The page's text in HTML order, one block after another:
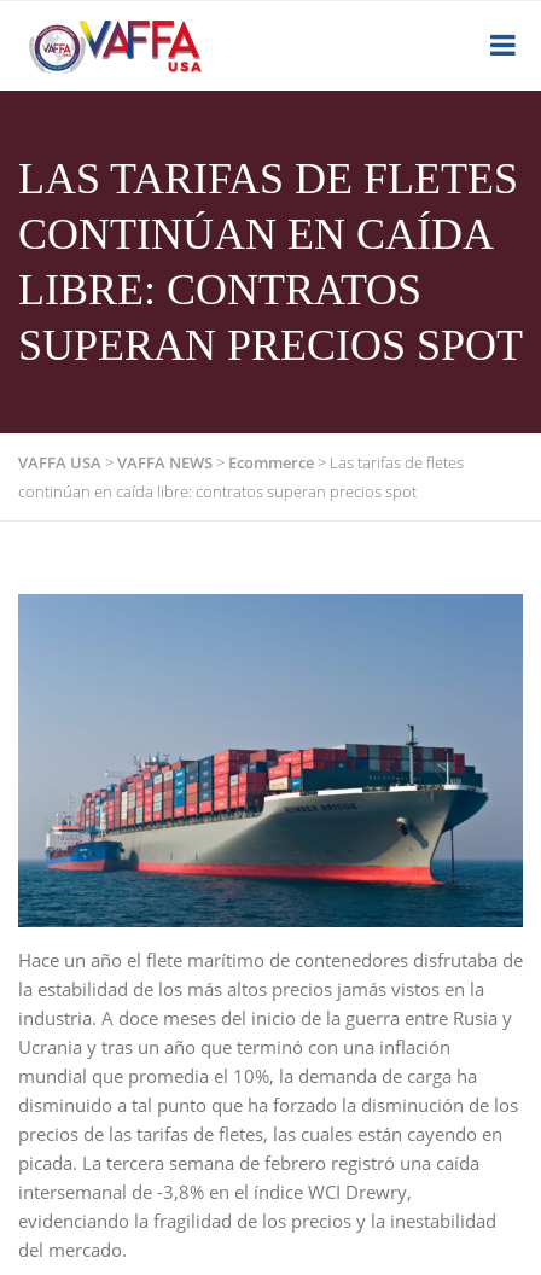
LAS TARIFAS DE FLETES
CONTINÚAN EN CAÍDA
LIBRE: CONTRATOS
SUPERAN PRECIOS SPOT
VAFFA USA>VAFFA NEWS> Ecommerce> Las tarifas de fletes
continúan en caída libre: contratos superan precios spot
Hace un año el flete marítimo de contenedores disfrutaba de
la estabilidad de los más altos precios jamás vistos en la
industria. A doce meses del inicio de la guerra entre Rusia y
Ucrania y tras un año que terminó con una inflación
mundial que promedia el 10%, la demanda de carga ha
disminuido a tal punto que ha forzado la disminución de los
precios de las tarifas de fletes, las cuales están cayendo en
picada. La tercera semana de febrero registró una caída
intersemanal de -3,8% en el índice WCI Drewry,
evidenciando la fragilidad de los precios y la inestabilidad
del mercado.